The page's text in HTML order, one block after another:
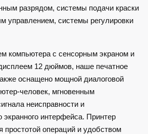
разрядом, системы подачи краски
управлением, системы регулировки
компьютера с сенсорным экраном и
12 дюймов, наше печатное
оснащено мощной диалоговой
человек, мгновенным
неисправности и
экранного интерфейса. Принтер
простотой операций и удобством